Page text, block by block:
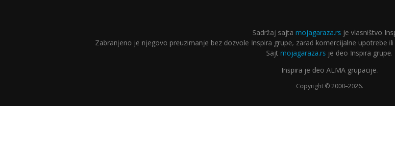
Sadržaj sajta mojagaraza.rs je vlasništvo
Zabranjeno je njegovo preuzimanje bez dozvole Inspira grupe, zarad komercijalne upotrebe
Sajt mojagaraza.rs je deo Inspira grupe.
Inspira je deo ALMA grupacije.
Copyright © 2000–2026.